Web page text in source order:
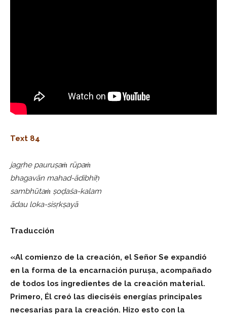
Text 84
jagṛhe pauruṣaṁ rūpaṁ
bhagavān mahad-ādibhiḥ
sambhūtaṁ ṣoḍaśa-kalam
ādau loka-sisṛkṣayā
Traducción
«Al comienzo de la creación, el Señor Se expandió
en la forma de la encarnación puruṣa, acompañado
de todos los ingredientes de la creación material.
Primero, Él creó las dieciséis energías principales
necesarias para la creación. Hizo esto con la